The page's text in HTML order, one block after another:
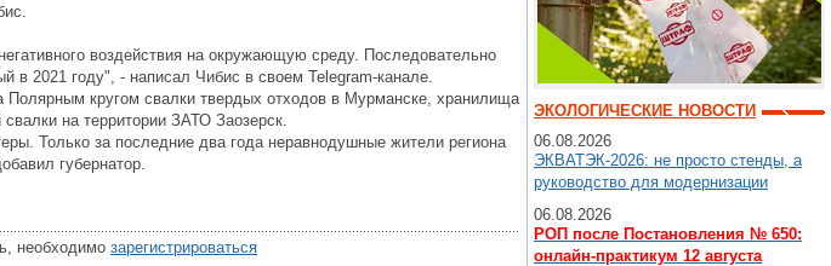
воздействия на окружающую среду. Последовательно
в 2021 году", - написал Чибис в своем Telegram-канале.
Полярным кругом свалки твердых отходов в Мурманске, хранилища
на территории ЗАТО Заозерск.
Только за последние два года неравнодушные жители региона
губернатор.
необходимо зарегистрироваться
ЭКОЛОГИЧЕСКИЕ НОВОСТИ
06.08.2026
ЭКВАТЭК-2026: не просто стенды, а
руководство для модернизации
06.08.2026
РОП после Постановления № 650:
онлайн-практикум 12 августа